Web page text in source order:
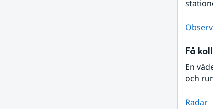
Få
En
och
Radar